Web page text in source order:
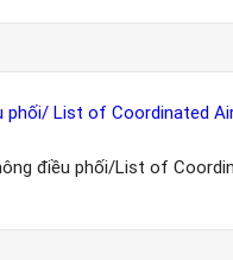
phối/ List of Coordinated
điều phối/List of